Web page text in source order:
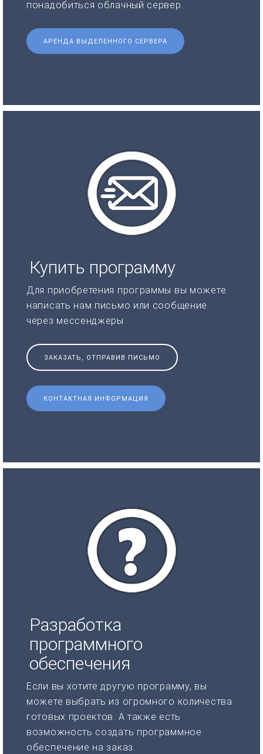
понадобиться облачный сервер.
АРЕНДА ВЫДЕЛЕННОГО СЕРВЕРА
Купить программу
Для приобретения программы вы можете
написать нам письмо или сообщение
через мессенджеры
ЗАКАЗАТЬ, ОТПРАВИВ ПИСЬМО
КОНТАКТНАЯ ИНФОРМАЦИЯ
Разработка
программного
обеспечения
Если вы хотите другую программу, вы
можете выбрать из огромного количества
готовых проектов. А также есть
возможность создать программное
обеспечение на заказ.